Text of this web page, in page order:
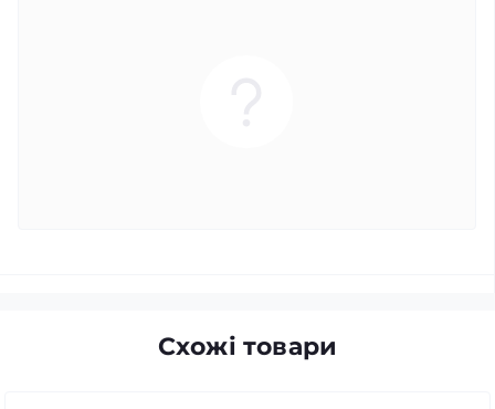
Схожі товари